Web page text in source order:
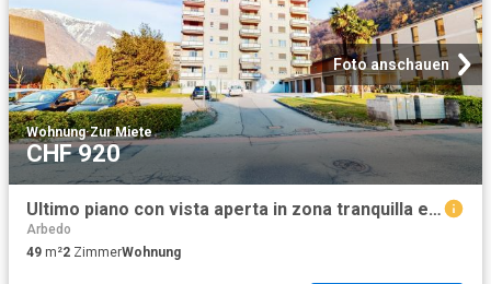
Foto anschauen
Wohnung·Zur Miete
CHF 920
Ultimo piano con vista aperta in zona tranquilla e soleggiata
Arbedo
49 m²2 ZimmerWohnung